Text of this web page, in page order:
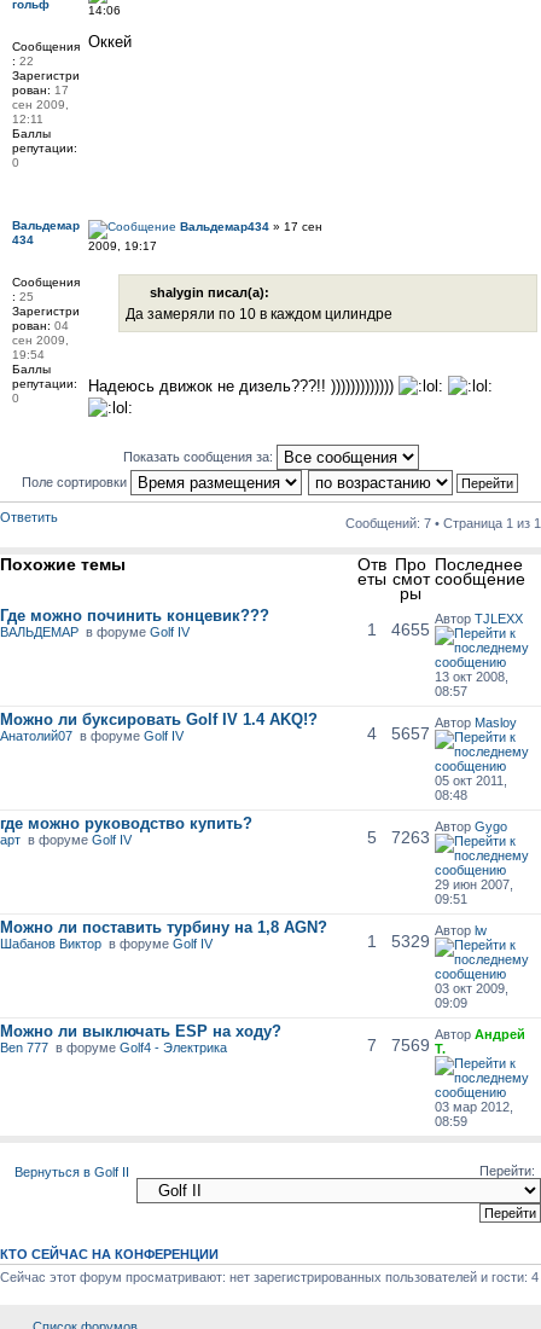
14:06
Оккей
гольф
Сообщения
: 22
Зарегистри
рован: 17
сен 2009,
12:11
Баллы
репутации:
0
Вальдемар434 » 17 сен
2009, 19:17
shalygin писал(а):
Да замеряли по 10 в каждом цилиндре
Надеюсь движок не дизель???!! )))))))))))))
Вальдемар
434
Сообщения
: 25
Зарегистри
рован: 04
сен 2009,
19:54
Баллы
репутации:
0
Показать сообщения за:
Поле сортировки
Ответить Сообщений: 7 • Страница 1 из 1
Похожие темы Отв
еты
Про
смот
ры
Последнее
сообщение
Где можно починить концевик???
ВАЛЬДЕМАР в форумеGolf IV 1 4655
Автор TJLEXX
13 окт 2008,
08:57
Можно ли буксировать Golf IV 1.4 AKQ!?
Анатолий07 в форумеGolf IV 4 5657
Автор Masloy
05 окт 2011,
08:48
где можно руководство купить?
арт в форумеGolf IV 5 7263
Автор Gygo
29 июн 2007,
09:51
Можно ли поставить турбину на 1,8 AGN?
Шабанов Виктор в форумеGolf IV 1 5329
Автор lw
03 окт 2009,
09:09
Можно ли выключать ESP на ходу?
Ben 777 в форумеGolf4 - Электрика 7 7569
Автор Андрей
Т.
03 мар 2012,
08:59
Вернуться в Golf II Перейти:
КТО СЕЙЧАС НА КОНФЕРЕНЦИИ
Сейчас этот форум просматривают: нет зарегистрированных пользователей и гости: 4